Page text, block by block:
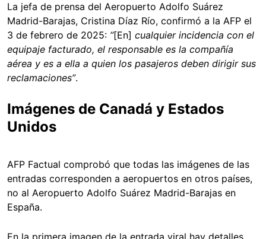
La jefa de prensa del Aeropuerto Adolfo Suárez
Madrid-Barajas, Cristina Díaz Río, confirmó a la AFP el
3 de febrero de 2025: “[En] cualquier incidencia con el
equipaje facturado, el responsable es la compañía
aérea y es a ella a quien los pasajeros deben dirigir sus
reclamaciones”.
Imágenes de Canadá y Estados
Unidos
AFP Factual comprobó que todas las imágenes de las
entradas corresponden a aeropuertos en otros países,
no al Aeropuerto Adolfo Suárez Madrid-Barajas en
España.